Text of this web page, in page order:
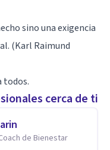
sino una exigencia
(Karl Raimund
todos.
cerca de ti
de Bienestar